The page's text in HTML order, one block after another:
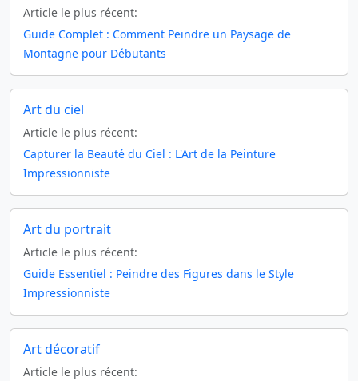
Article le plus récent:
Guide Complet : Comment Peindre un Paysage de
Montagne pour Débutants
Art du ciel
Article le plus récent:
Capturer la Beauté du Ciel : L'Art de la Peinture
Impressionniste
Art du portrait
Article le plus récent:
Guide Essentiel : Peindre des Figures dans le Style
Impressionniste
Art décoratif
Article le plus récent: